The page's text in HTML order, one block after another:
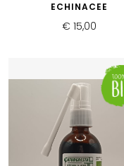
ECHINACEE
€ 15,00